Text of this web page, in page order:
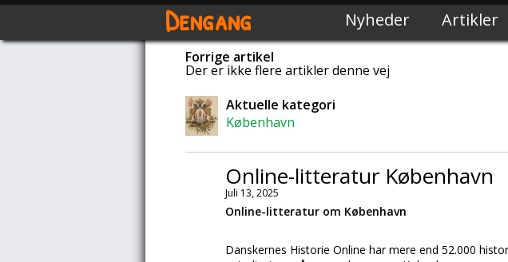
Dengang Nyheder Artikler
Forrige artikel
Der er ikke flere artikler denne vej
Aktuelle kategori
København
Online-litteratur København
Juli 13, 2025
Online-litteratur om København
Danskernes Historie Online har mere end 52.000